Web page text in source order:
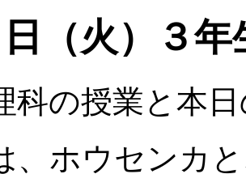
日（火）３
科の授業と本
、ホウセンカ